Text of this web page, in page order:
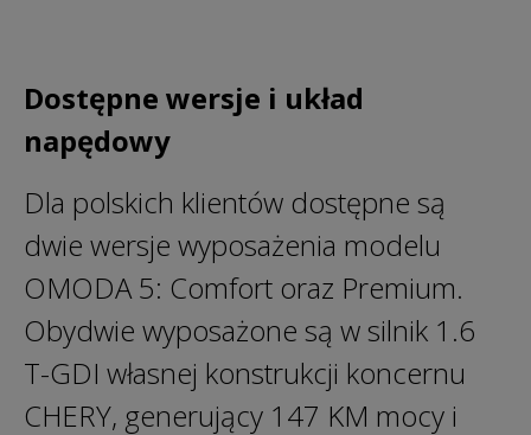
Dostępne wersje i układ
napędowy
Dla polskich klientów dostępne są
dwie wersje wyposażenia modelu
OMODA 5: Comfort oraz Premium.
Obydwie wyposażone są w silnik 1.6
T-GDI własnej konstrukcji koncernu
CHERY, generujący 147 KM mocy i